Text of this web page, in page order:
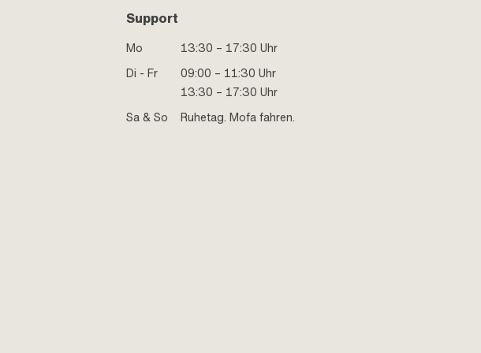
Support
Mo
13:30 – 17:30 Uhr
Di - Fr
09:00 – 11:30 Uhr
13:30 – 17:30 Uhr
Sa & So
Ruhetag. Mofa fahren.